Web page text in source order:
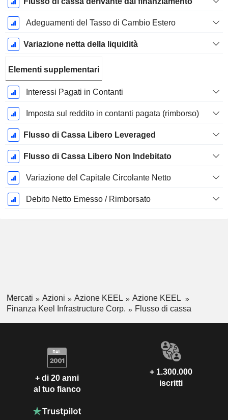
Adeguamenti del Tasso di Cambio Estero
Variazione netta della liquidità
Elementi supplementari
Interessi Pagati in Contanti
Imposta sul reddito in contanti pagata (rimborso)
Flusso di Cassa Libero Leveraged
Flusso di Cassa Libero Non Indebitato
Variazione del Capitale Circolante Netto
Debito Netto Emesso / Rimborsato
Mercati Azioni Azione KEEL
Azione KEEL
Finanza Keel Infrastructure Corp.
Flusso di cassa
+ di 20 anni
al tuo fianco
+ 1.300.000
iscritti